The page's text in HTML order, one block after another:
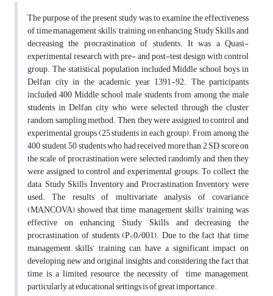
The purpose of the present study was to examine the effectiveness
of time management skills’ training on enhancing Study Skills and
decreasing the procrastination of students. It was a Quasi-
experimental research with pre- and post-test design with control
group. The statistical population included Middle school boys in
Delfan city in the academic year 1391-92. The participants
included 400 Middle school male students from among the male
students in Delfan city who were selected through the cluster
random sampling method. Then, they were assigned to control and
experimental groups (25 students in each group). From among the
400 student, 50 students who had received more than 2 SD score on
the scale of procrastination were selected randomly and then they
were assigned to control and experimental groups. To collect the
data, Study Skills Inventory and Procrastination Inventory were
used. The results of multivariate analysis of covariance
(MANCOVA) showed that time management skills’ training was
effective on enhancing Study Skills and decreasing the
procrastination of students (P<0/001). Due to the fact that time
management skills’ training can have a significant impact on
developing new and original insights and considering the fact that
time is a limited resource, the necessity of time management,
particularly at educational settings is of great importance.